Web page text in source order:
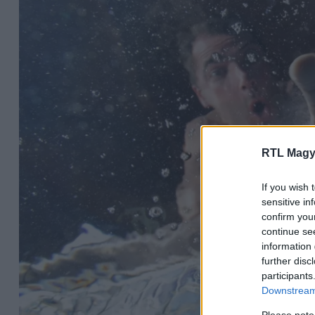
RTL
If you wish
sensitive
confirm
continue
information
further